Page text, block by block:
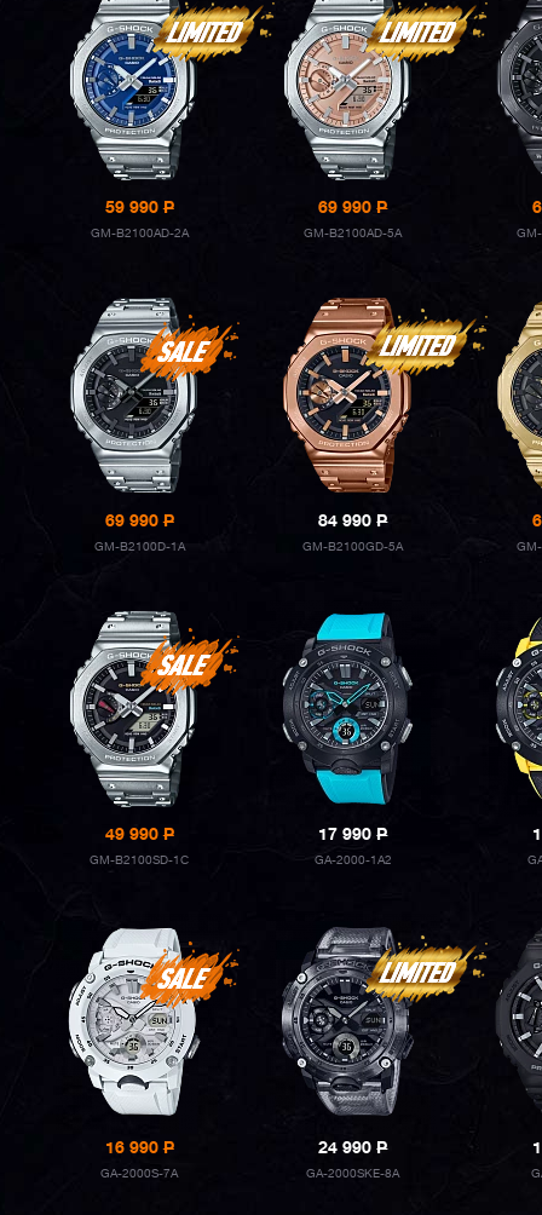
59 990P
GM-B2100AD-2A
69 990P
GM-B2100AD-5A
69 990P
GM-B2100D-1A
84 990P
GM-B2100GD-5A
49 990P
GM-B2100SD-1C
17 990P
GA-2000-1A2
16 990P
GA-2000S-7A
24 990P
GA-2000SKE-8A